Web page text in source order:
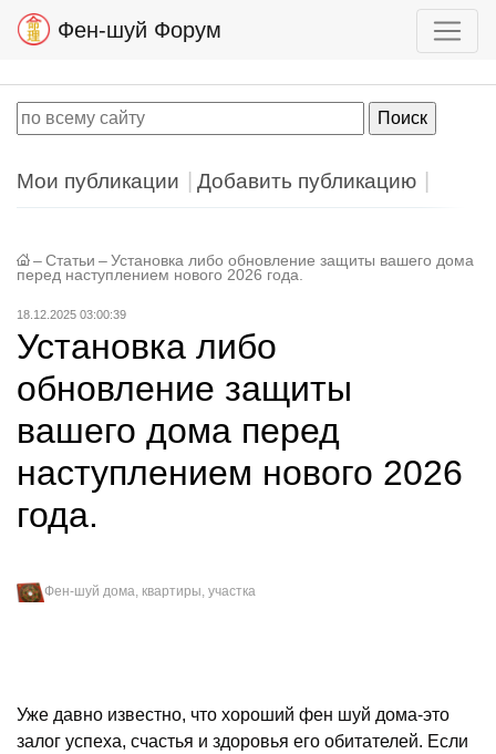
Фен-шуй Форум
Мои публикации Добавить публикацию
– Статьи – Установка либо обновление защиты вашего дома
перед наступлением нового 2026 года.
18.12.2025 03:00:39
Установка либо
обновление защиты
вашего дома перед
наступлением нового 2026
года.
Фен-шуй дома, квартиры, участка
Уже давно известно, что хороший фен шуй дома-это
залог успеха, счастья и здоровья его обитателей. Если